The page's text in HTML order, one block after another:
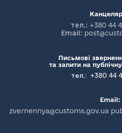
тел.: +380 44
Email:
Письмові
та запити на
тел.:
+380 44
Email:
zvernennya@customs.gov.ua